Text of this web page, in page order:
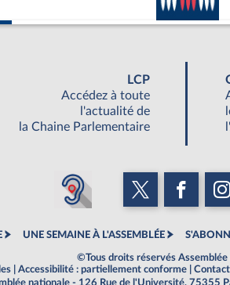
LCP
Accédez à toute
l'actualité de
la Chaine Parlementaire
UNE SEMAINE À L'ASSEMBLÉE
©Tous droits réservés
Accessibilité : partiellement conforme
nationale - 126 Rue de l'Université, 75355